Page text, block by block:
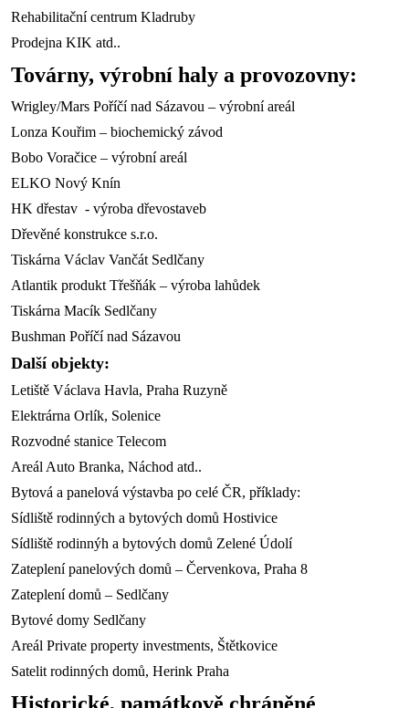
Rehabilitační centrum Kladruby
Prodejna KIK atd..
Továrny, výrobní haly a provozovny:
Wrigley/Mars Poříčí nad Sázavou – výrobní areál
Lonza Kouřim – biochemický závod
Bobo Voračice – výrobní areál
ELKO Nový Knín
HK dřestav - výroba dřevostaveb
Dřevěné konstrukce s.r.o.
Tiskárna Václav Vančát Sedlčany
Atlantik produkt Třešňák – výroba lahůdek
Tiskárna Macík Sedlčany
Bushman Poříčí nad Sázavou
Další objekty:
Letiště Václava Havla, Praha Ruzyně
Elektrárna Orlík, Solenice
Rozvodné stanice Telecom
Areál Auto Branka, Náchod atd..
Bytová a panelová výstavba po celé ČR, příklady:
Sídliště rodinných a bytových domů Hostivice
Sídliště rodinnýh a bytových domů Zelené Údolí
Zateplení panelových domů – Červenkova, Praha 8
Zateplení domů – Sedlčany
Bytové domy Sedlčany
Areál Private property investments, Štětkovice
Satelit rodinných domů, Herink Praha